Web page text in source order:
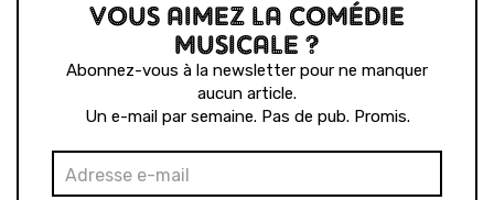
VOUS AIMEZ LA COMÉDIE
MUSICALE ?
Abonnez-vous à la newsletter pour ne manquer
aucun article.
Un e-mail par semaine. Pas de pub. Promis.